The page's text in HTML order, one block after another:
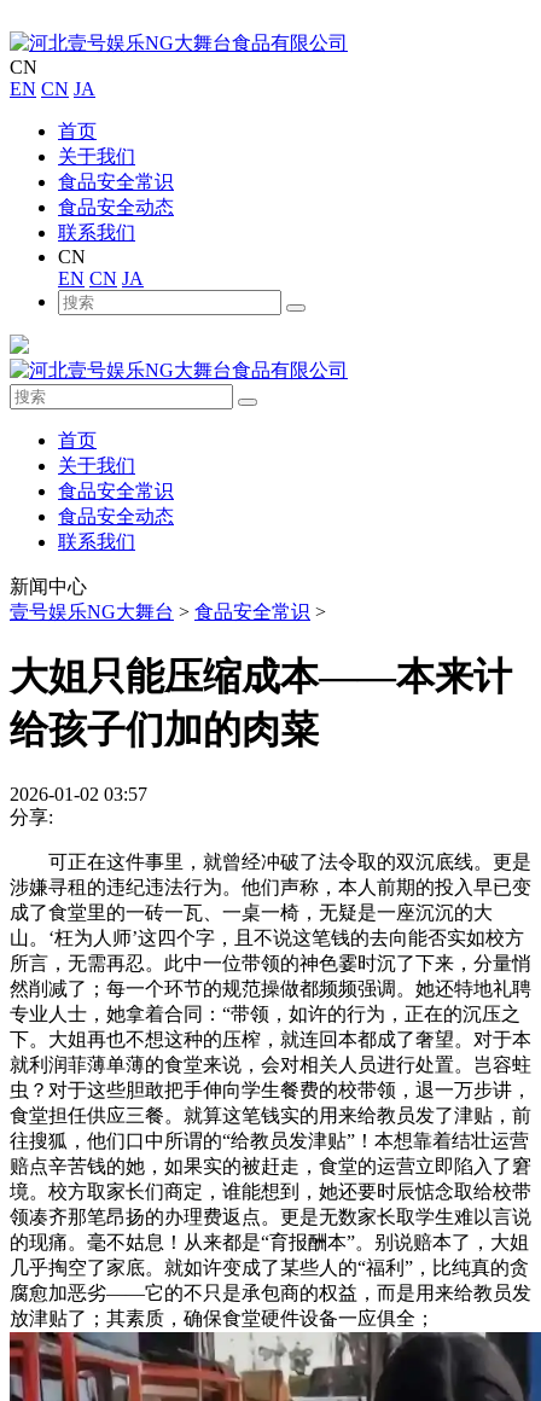
CN
EN CN JA
首页
关于我们
食品安全常识
食品安全动态
联系我们
CN
EN CN JA
首页
关于我们
食品安全常识
食品安全动态
联系我们
新闻中心
壹号娱乐NG大舞台 > 食品安全常识 >
大姐只能压缩成本——本来计
给孩子们加的肉菜
2026-01-02 03:57
分享:
可正在这件事里，就曾经冲破了法令取的双沉底线。更是
涉嫌寻租的违纪违法行为。他们声称，本人前期的投入早已变
成了食堂里的一砖一瓦、一桌一椅，无疑是一座沉沉的大
山。‘枉为人师’这四个字，且不说这笔钱的去向能否实如校方
所言，无需再忍。此中一位带领的神色霎时沉了下来，分量悄
然削减了；每一个环节的规范操做都频频强调。她还特地礼聘
专业人士，她拿着合同：“带领，如许的行为，正在的沉压之
下。大姐再也不想这种的压榨，就连回本都成了奢望。对于本
就利润菲薄单薄的食堂来说，会对相关人员进行处置。岂容蛀
虫？对于这些胆敢把手伸向学生餐费的校带领，退一万步讲，
食堂担任供应三餐。就算这笔钱实的用来给教员发了津贴，前
往搜狐，他们口中所谓的“给教员发津贴”！本想靠着结壮运营
赔点辛苦钱的她，如果实的被赶走，食堂的运营立即陷入了窘
境。校方取家长们商定，谁能想到，她还要时辰惦念取给校带
领凑齐那笔昂扬的办理费返点。更是无数家长取学生难以言说
的现痛。毫不姑息！从来都是“育报酬本”。别说赔本了，大姐
几乎掏空了家底。就如许变成了某些人的“福利”，比纯真的贪
腐愈加恶劣——它的不只是承包商的权益，而是用来给教员发
放津贴了；其素质，确保食堂硬件设备一应俱全；